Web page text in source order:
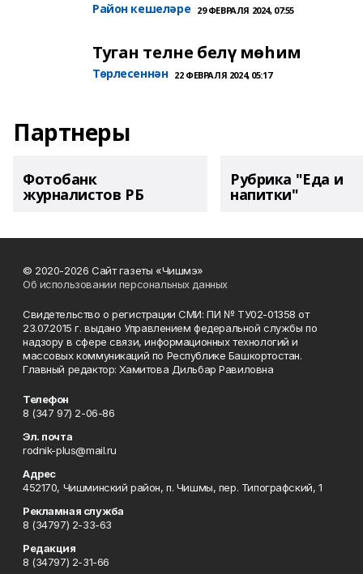
Район кешеләре 29 ФЕВРАЛЯ 2024, 07:55
Туган телне белү мөһим
Төрлесеннән 22 ФЕВРАЛЯ 2024, 05:17
Партнеры
Фотобанк
журналистов РБ
Рубрика "Еда и
напитки"
© 2020-2026 Сайт газеты «Чишмэ»
Об использовании персональных данных
Свидетельство о регистрации СМИ: ПИ № ТУ02-01358 от
23.07.2015 г. выдано Управлением федеральной службы по
надзору в сфере связи, информационных технологий и
массовых коммуникаций по Республике Башкортостан.
Главный редактор: Хамитова Дильбар Равиловна
Телефон
8 (347 97) 2-06-86
Эл. почта
rodnik-plus@mail.ru
Адрес
452170, Чишминский район, п. Чишмы, пер. Типографский, 1
Рекламная служба
8 (34797) 2-33-63
Редакция
8 (34797) 2-31-66